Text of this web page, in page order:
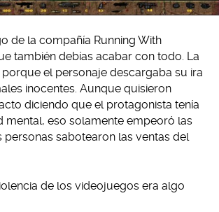
de la compañía Running With
también debías acabar con todo. La
el personaje descargaba su ira
inocentes. Aunque quisieron
diciendo que el protagonista tenía
mental, eso solamente empeoró las
personas sabotearon las ventas del
de los videojuegos era algo